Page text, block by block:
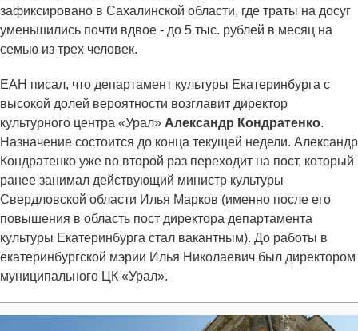
зафиксировано в Сахалинской области, где траты на досуг
уменьшились почти вдвое - до 5 тыс. рублей в месяц на
семью из трех человек.
ЕАН писал, что департамент культуры Екатеринбурга с
высокой долей вероятности возглавит директор
культурного центра «Урал» Александр Кондратенко.
Назначение состоится до конца текущей недели. Александр
Кондратенко уже во второй раз переходит на пост, который
ранее занимал действующий министр культуры
Свердловской области Илья Марков (именно после его
повышения в область пост директора департамента
культуры Екатеринбурга стал вакантным). До работы в
екатеринбургской мэрии Илья Николаевич был директором
муниципального ЦК «Урал».